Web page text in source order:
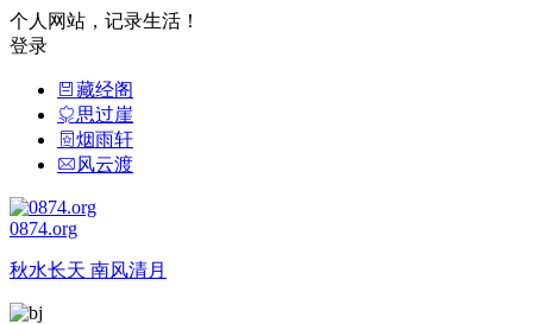
个人网站，记录生活！
登录
藏经阁
思过崖
烟雨轩
风云渡
0874.org
秋水长天 南风清月